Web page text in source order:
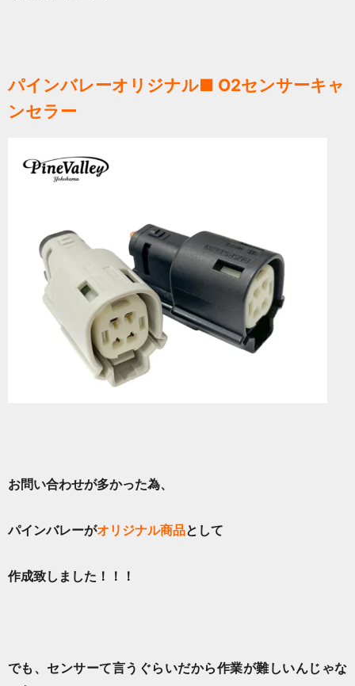
パインバレーオリジナル■ O2センサーキャ
ンセラー
お問い合わせが多かった為、
パインバレーがオリジナル商品として
作成致しました！！！
でも、センサーて言うぐらいだから作業が難しいんじゃな